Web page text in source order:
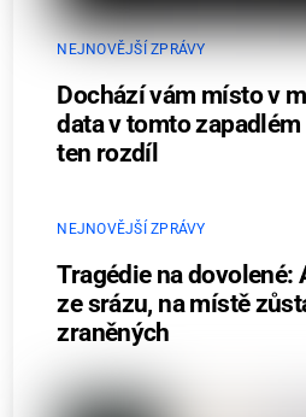
NEJNOVĚJŠÍ ZPRÁVY
Dochází vám místo v
data v tomto
ten rozdíl
NEJNOVĚJŠÍ ZPRÁVY
Tragédie na dovolené:
ze srázu, na místě
zraněných